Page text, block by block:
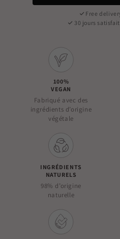
100%
VEGAN
Fabriqué avec des
ingrédients d’origine
végétale
INGRÉDIENTS
NATURELS
98% d’origine
naturelle
Free
30 jours